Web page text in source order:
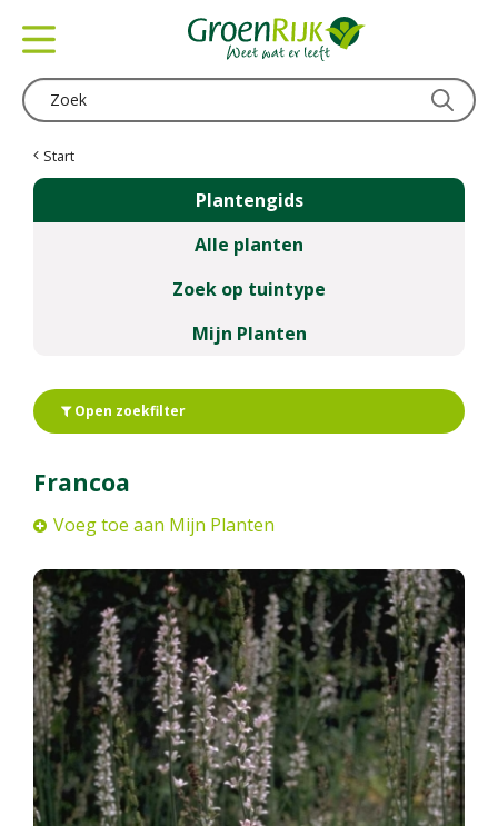
Start
Plantengids
Alle planten
Zoek op tuintype
Mijn Planten
Open zoekfilter
Francoa
Voeg toe aan Mijn Planten